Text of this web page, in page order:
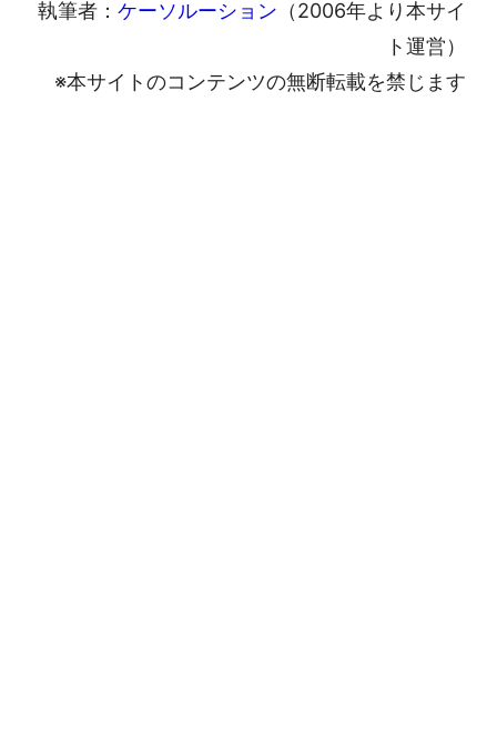
執筆者： ケーソルーション （2006年より本サイ
ト運営）
※本サイトのコンテンツの無断転載を禁じます